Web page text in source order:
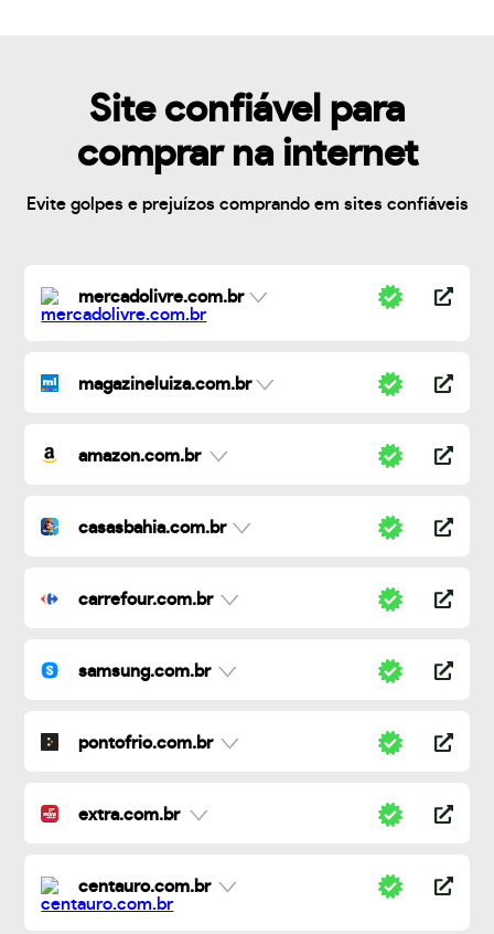
Site confiável para
comprar na internet
Evite golpes e prejuízos comprando em sites confiáveis
mercadolivre.com.br
magazineluiza.com.br
amazon.com.br
casasbahia.com.br
carrefour.com.br
samsung.com.br
pontofrio.com.br
extra.com.br
centauro.com.br